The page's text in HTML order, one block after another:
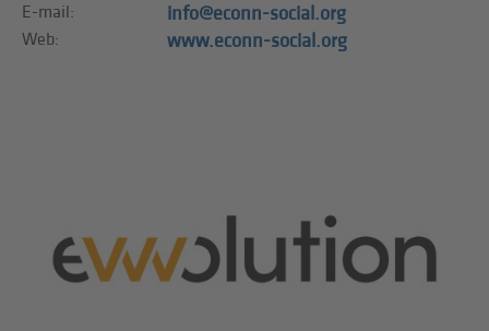
E-mail:
info@econn-social.org
Web: www.econn-social.org